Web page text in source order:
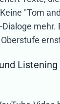
"Tom
mehr.